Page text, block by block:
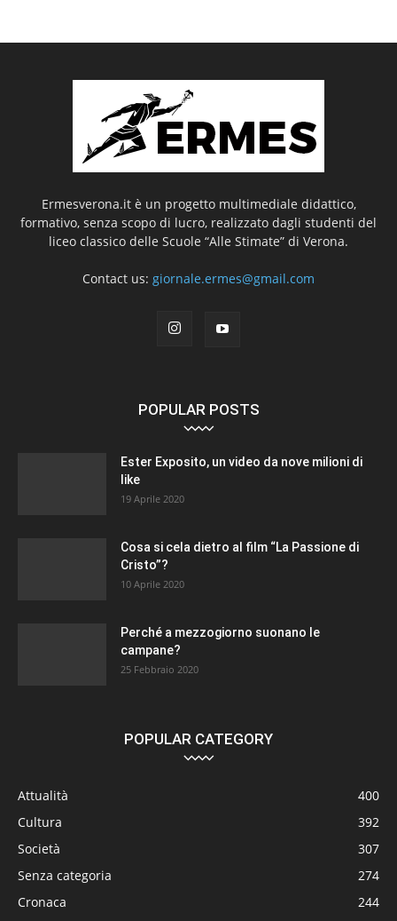
Ermesverona.it è un progetto multimediale didattico,
formativo, senza scopo di lucro, realizzato dagli studenti del
liceo classico delle Scuole “Alle Stimate” di Verona.
Contact us: giornale.ermes@gmail.com
POPULAR POSTS
Ester Exposito, un video da nove milioni di
like
19 Aprile 2020
Cosa si cela dietro al film “La Passione di
Cristo”?
10 Aprile 2020
Perché a mezzogiorno suonano le
campane?
25 Febbraio 2020
POPULAR CATEGORY
Attualità
400
Cultura
392
Società
307
Senza categoria
274
Cronaca
244